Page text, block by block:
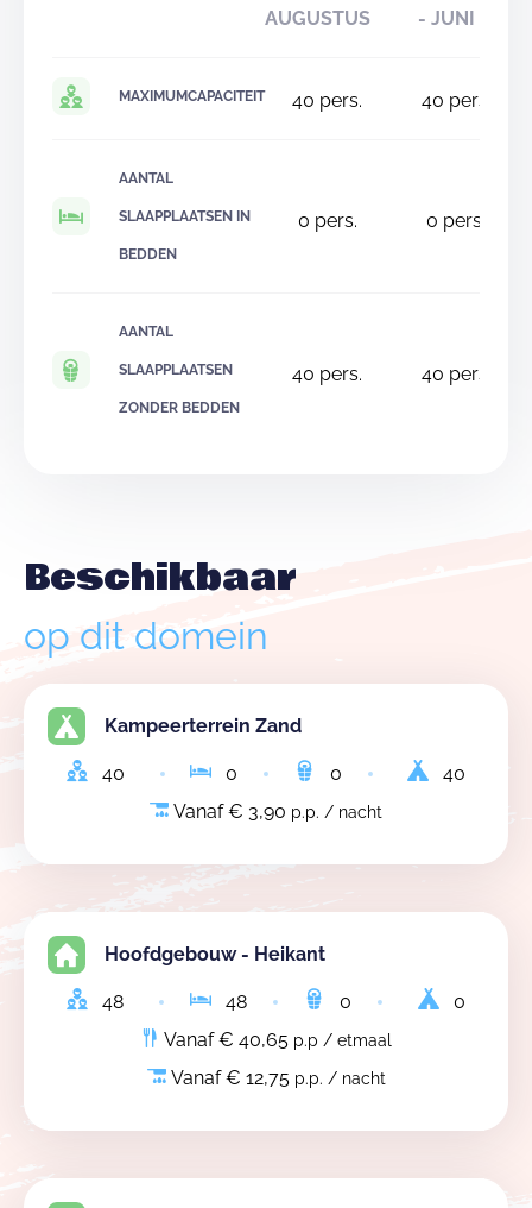
AUGUSTUS - JUNI
MAXIMUMCAPACITEIT 40 pers. 40 pers.
AANTAL
SLAAPPLAATSEN IN
BEDDEN
0 pers. 0 pers.
AANTAL
SLAAPPLAATSEN
ZONDER BEDDEN
40 pers. 40 pers.
Beschikbaar
op dit domein
Kampeerterrein Zand
40 0 0
40
Vanaf € 3,90 p.p. / nacht
Hoofdgebouw - Heikant
48 48 0
0
Vanaf € 40,65 p.p / etmaal
Vanaf € 12,75 p.p. / nacht